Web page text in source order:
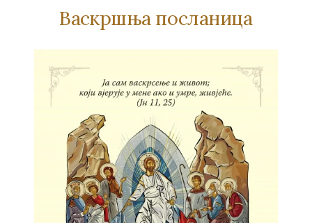
Васкршња посланица